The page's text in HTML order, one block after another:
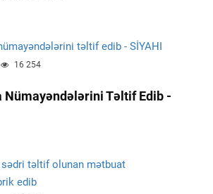
16 254
Nümayəndələrini Təltif Edib -